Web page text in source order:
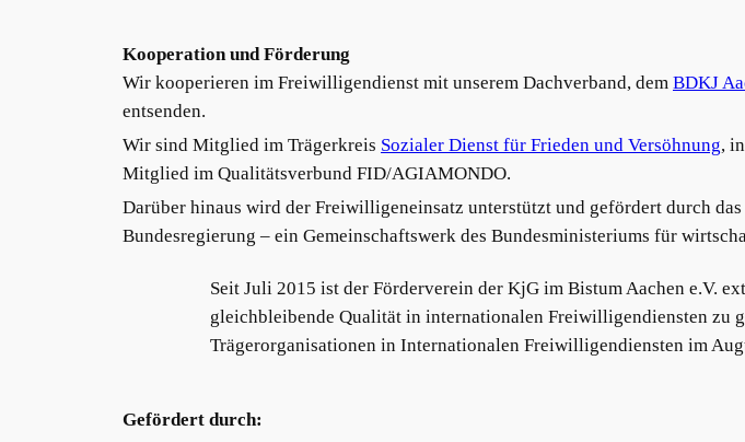
Kooperation und Förderung
Wir kooperieren im Freiwilligendienst mit unserem Dachverband, dem BDKJ
entsenden.
Wir sind Mitglied im Trägerkreis Sozialer Dienst für Frieden und Versöhnung,
Mitglied im Qualitätsverbund FID/AGIAMONDO.
Darüber hinaus wird der Freiwilligeneinsatz unterstützt und gefördert durch das
Bundesregierung – ein Gemeinschaftswerk des Bundesministeriums für
Seit Juli 2015 ist der Förderverein der KjG im Bistum Aachen e.V.
gleichbleibende Qualität in internationalen Freiwilligendiensten zu
Trägerorganisationen in Internationalen Freiwilligendiensten im
Gefördert durch: